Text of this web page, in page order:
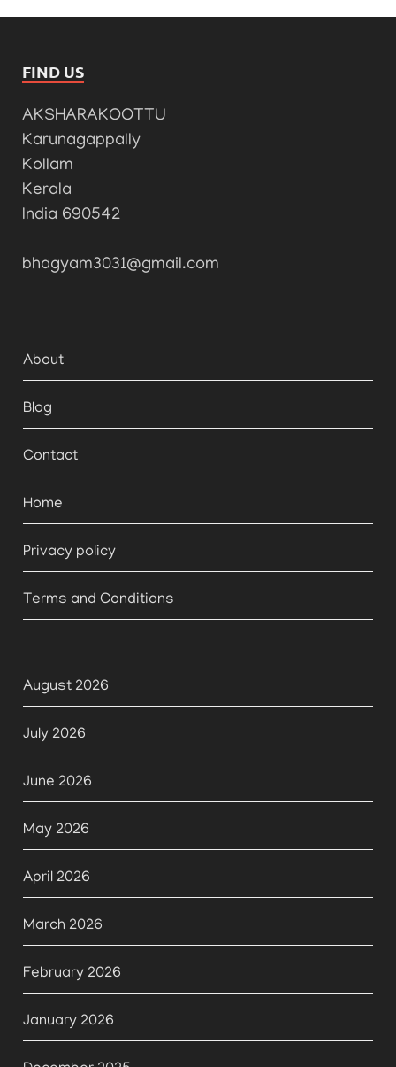
FIND US
AKSHARAKOOTTU
Karunagappally
Kollam
Kerala
India 690542
bhagyam3031@gmail.com
About
Blog
Contact
Home
Privacy policy
Terms and Conditions
August 2026
July 2026
June 2026
May 2026
April 2026
March 2026
February 2026
January 2026